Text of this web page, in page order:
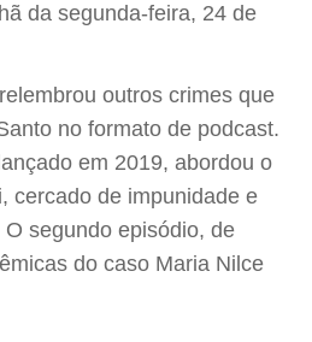
da segunda-feira, 24 de
outros crimes que
no formato de podcast.
em 2019, abordou o
cercado de impunidade e
O segundo episódio, de
do caso Maria Nilce